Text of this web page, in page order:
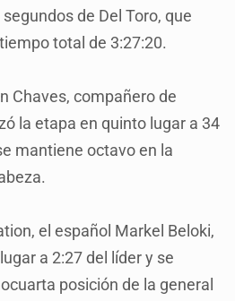
de Del Toro, que
total de 3:27:20.
Chaves, compañero de
la etapa en quinto lugar a 34
mantiene octavo en la
el español Markel Beloki,
a 2:27 del líder y se
posición de la general